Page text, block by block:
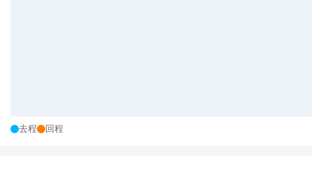
去程 回程